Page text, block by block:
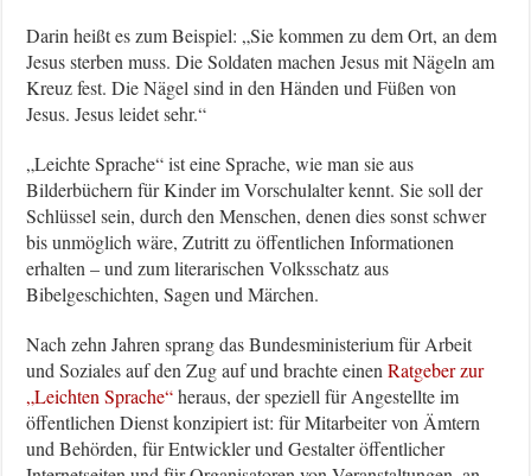
Darin heißt es zum Beispiel: „Sie kommen zu dem Ort, an dem
Jesus sterben muss. Die Soldaten machen Jesus mit Nägeln am
Kreuz fest. Die Nägel sind in den Händen und Füßen von
Jesus. Jesus leidet sehr.“
„Leichte Sprache“ ist eine Sprache, wie man sie aus
Bilderbüchern für Kinder im Vorschulalter kennt. Sie soll der
Schlüssel sein, durch den Menschen, denen dies sonst schwer
bis unmöglich wäre, Zutritt zu öffentlichen Informationen
erhalten – und zum literarischen Volksschatz aus
Bibelgeschichten, Sagen und Märchen.
Nach zehn Jahren sprang das Bundesministerium für Arbeit
und Soziales auf den Zug auf und brachte einenRatgeber zur
„Leichten Sprache“heraus, der speziell für Angestellte im
öffentlichen Dienst konzipiert ist: für Mitarbeiter von Ämtern
und Behörden, für Entwickler und Gestalter öffentlicher